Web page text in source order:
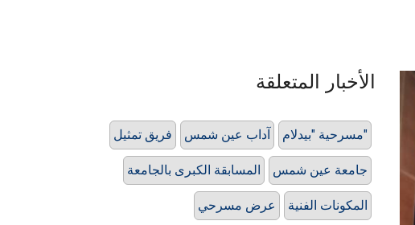
الأخبار المتعلقة
فريق تمثيل آداب عين شمس مسرحية "بيدلام"
المسابقة الكبرى بالجامعة جامعة عين شمس
عرض مسرحي المكونات الفنية